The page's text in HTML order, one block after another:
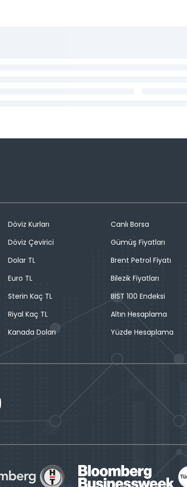
Döviz Kurları
Döviz Çevirici
Dolar TL
Euro TL
Sterin Kaç TL
Riyal Kaç TL
Kanada Doları
Canlı Borsa
Gümüş Fiyatları
Brent Petrol Fiyatı
Bilezik Fiyatları
BIST 100 Endeksi
Altın Hesaplama
Yüzde Hesaplama